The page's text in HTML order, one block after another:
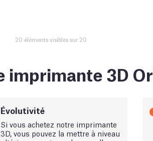
20 éléments visibles sur 20
imprimante 3D
Évolutivité
Si vous achetez notre imprimante
3D, vous pouvez la mettre à niveau